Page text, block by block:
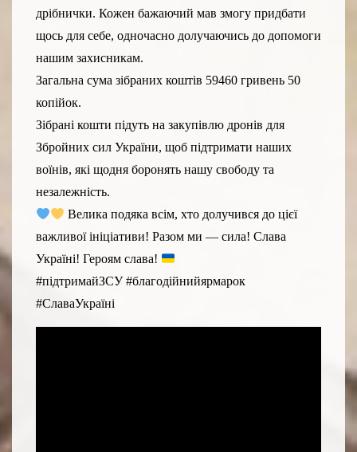
дрібнички. Кожен бажаючий мав змогу придбати
щось для себе, одночасно долучаючись до допомоги
нашим захисникам.
Загальна сума зібраних коштів 59460 гривень 50
копійок.
Зібрані кошти підуть на закупівлю дронів для
Збройних сил України, щоб підтримати наших
воїнів, які щодня боронять нашу свободу та
незалежність.
Велика подяка всім, хто долучився до цієї
важливої ініціативи! Разом ми — сила! Слава
Україні! Героям слава!
#підтримайЗСУ #благодійнийярмарок
#СлаваУкраїні